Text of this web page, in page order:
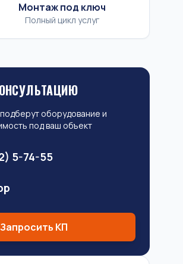
Монтаж под ключ
Полный цикл услуг
оборудование и
под ваш объект
5-74-55
Запросить КП